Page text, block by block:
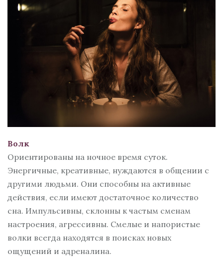
Волк
Ориентированы на ночное время суток.
Энергичные, креативные, нуждаются в общении с
другими людьми. Они способны на активные
действия, если имеют достаточное количество
сна. Импульсивны, склонны к частым сменам
настроения, агрессивны. Смелые и напористые
волки всегда находятся в поисках новых
ощущений и адреналина.